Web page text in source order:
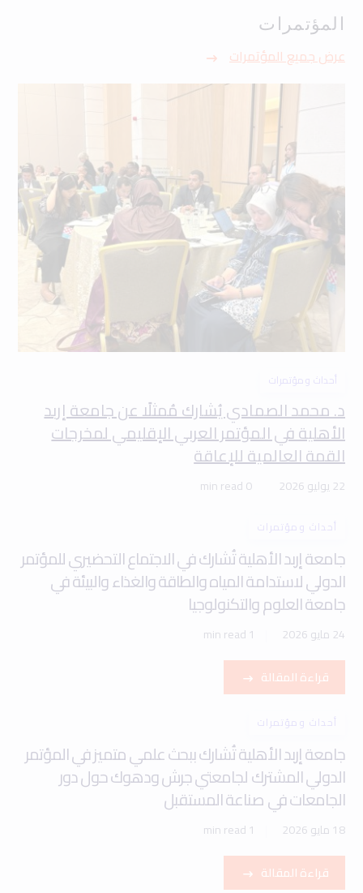
المؤتمرات
عرض جميع المؤتمرات
أحداث ومؤتمرات
د. محمد الصمادي يُشارك مُمثلًا عن جامعة إربد
الأهلية في المؤتمر العربي الإقليمي لمخرجات
القمة العالمية للإعاقة
22 يوليو 2026 0 min read
أحداث ومؤتمرات
جامعة إربد الأهلية تُشارك في الاجتماع التحضيري للمؤتمر
الدولي لاستدامة المياه والطاقة والغذاء والبيئة في
جامعة العلوم والتكنولوجيا
24 مايو 2026 1 min read
قراءة المقالة
أحداث ومؤتمرات
جامعة إربد الأهلية تُشارك ببحث علمي متميز في المؤتمر
الدولي المشترك لجامعتي جرش ودهوك حول دور
الجامعات في صناعة المستقبل
18 مايو 2026 1 min read
قراءة المقالة